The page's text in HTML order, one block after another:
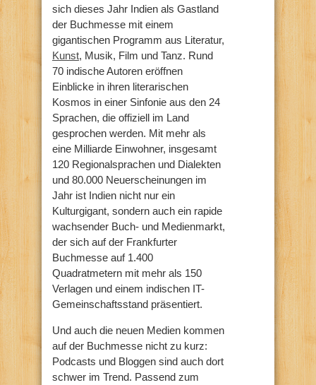
sich dieses Jahr Indien als Gastland
der Buchmesse mit einem
gigantischen Programm aus Literatur,
Kunst, Musik, Film und Tanz. Rund
70 indische Autoren eröffnen
Einblicke in ihren literarischen
Kosmos in einer Sinfonie aus den 24
Sprachen, die offiziell im Land
gesprochen werden. Mit mehr als
eine Milliarde Einwohner, insgesamt
120 Regionalsprachen und Dialekten
und 80.000 Neuerscheinungen im
Jahr ist Indien nicht nur ein
Kulturgigant, sondern auch ein rapide
wachsender Buch- und Medienmarkt,
der sich auf der Frankfurter
Buchmesse auf 1.400
Quadratmetern mit mehr als 150
Verlagen und einem indischen IT-
Gemeinschaftsstand präsentiert.
Und auch die neuen Medien kommen
auf der Buchmesse nicht zu kurz:
Podcasts und Bloggen sind auch dort
schwer im Trend. Passend zum